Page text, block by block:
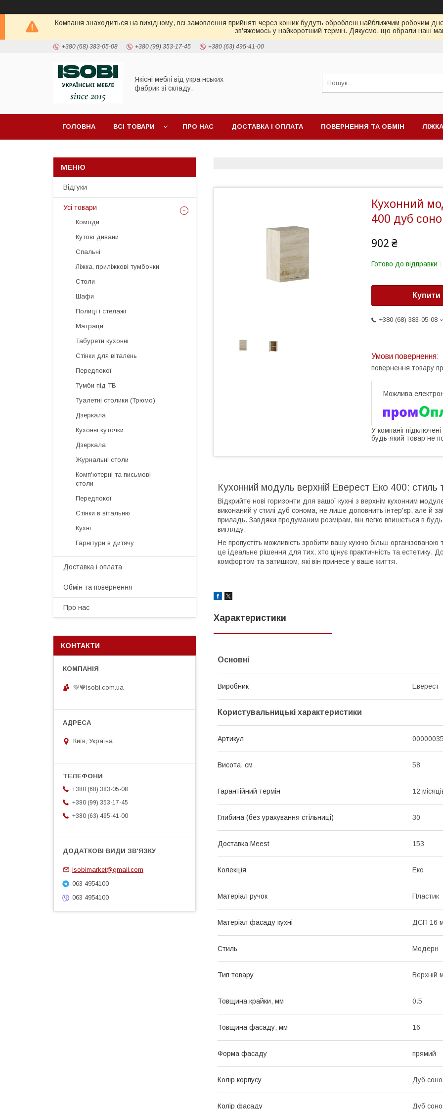
Компанія знаходиться на вихідному, всі замовлення прийняті через кошик будуть оброблені найближчим робочим
зв'яжемось у найкоротший термін. Дякуємо, що обрали наш
+380 (68) 383-05-08 +380 (99) 353-17-45 +380 (63) 495-41-00
Якісні меблі від українських
фабрик зі складу.
ГОЛОВНА ВСІ ТОВАРИ ПРО НАС ДОСТАВКА І ОПЛАТА ПОВЕРНЕННЯ ТА ОБМІН ЛІЖКА
Кухонний
400 дуб
902 ₴
Готово до відправки
Купити
+380 (68) 383-05-08
повернення товару
У компанії
будь-який товар не
Кухонний модуль верхній Еверест Еко 400: стиль
Відкрийте нові горизонти для вашої кухні з верхнім кухонним
виконаний у стилі дуб сонома, не лише доповнить інтер'єр, але й
приладь. Завдяки продуманим розмірам, він легко впишеться в
вигляду.
Не пропустіть можливість зробити вашу кухню більш
це ідеальне рішення для тих, хто цінує практичність та естетику.
комфортом та затишком, які він принесе у ваше життя.
Характеристики
Основні
Виробник Еверест
Користувальницькі характеристики
Артикул
Висота, см 58
Гарантійний термін 12
Глибина (без урахування стільниці) 30
Доставка Meest 153
Колекція Еко
Матеріал ручок Пластик
Матеріал фасаду кухні ДСП 16
Стиль Модерн
Тип товару Верхній
Товщина крайки, мм 0.5
Товщина фасаду, мм 16
Форма фасаду прямий
Колір корпусу Дуб
Колір фасаду Дуб
Відгуки
Усі товари
Комоди
Кутові дивани
Спальні
Ліжка, приліжкові тумбочки
Столи
Шафи
Полиці і стелажі
Матраци
Табурети кухонні
Стінки для віталень
Передпокої
Тумби під ТВ
Туалетні столики (Трюмо)
Дзеркала
Кухонні куточки
Дзеркала
Журнальні столи
Комп'ютерні та письмові
столи
Передпокої
Стінки в вітальню
Кухні
Гарнітури в дитячу
Доставка і оплата
Обмін та повернення
Про нас
КОНТАКТИ
💛💙isobi.com.ua
Київ, Україна
+380 (68) 383-05-08
+380 (99) 353-17-45
+380 (63) 495-41-00
isobimarket@gmail.com
063 4954100
063 4954100